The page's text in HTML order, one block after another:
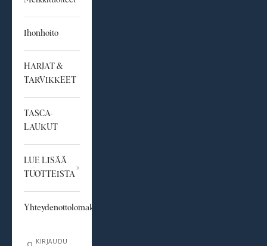
Ihonhoito
HARJAT &
TARVIKKEET
TASCA-
LAUKUT
LUE LISÄÄ
TUOTTEISTA
Yhteydenottolomake
KIRJAUDU